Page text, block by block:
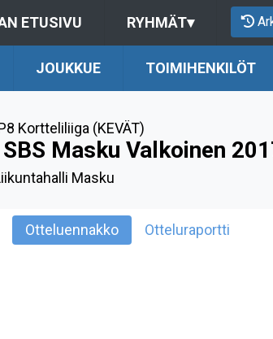
ETUSIVU RYHMÄT▾
JOUKKUE TOIMIHENKILÖT
Kortteliliiga (KEVÄT)
Masku Valkoinen
Masku
Otteluennakko Otteluraportti